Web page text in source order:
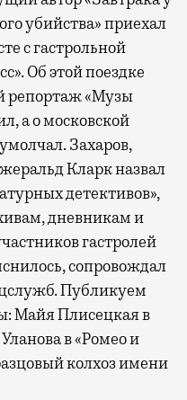
убийства» приехал
с гастрольной
Об этой поездке
репортаж «Музы
а о московской
Захаров,
Кларк назвал
детективов»,
дневникам и
гастролей
сопровождал
Публикуем
Майя Плисецкая в
в «Ромео и
колхоз имени